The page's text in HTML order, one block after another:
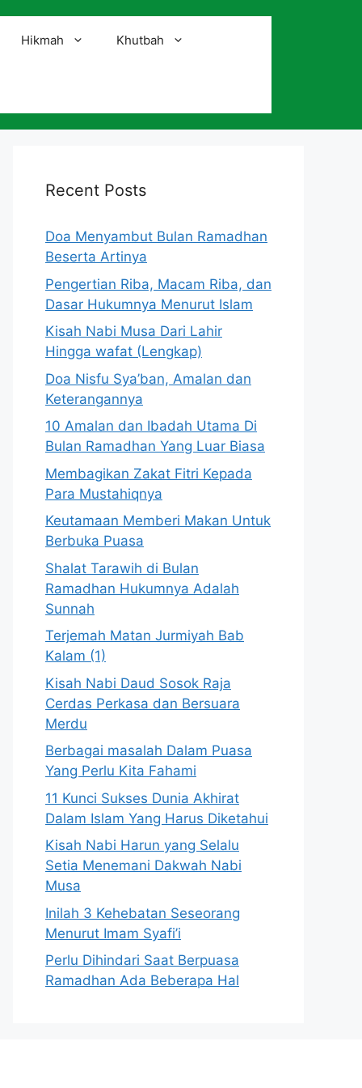
Hikmah Khutbah
Recent Posts
Doa Menyambut Bulan Ramadhan
Beserta Artinya
Pengertian Riba, Macam Riba, dan
Dasar Hukumnya Menurut Islam
Kisah Nabi Musa Dari Lahir
Hingga wafat (Lengkap)
Doa Nisfu Sya’ban, Amalan dan
Keterangannya
10 Amalan dan Ibadah Utama Di
Bulan Ramadhan Yang Luar Biasa
Membagikan Zakat Fitri Kepada
Para Mustahiqnya
Keutamaan Memberi Makan Untuk
Berbuka Puasa
Shalat Tarawih di Bulan
Ramadhan Hukumnya Adalah
Sunnah
Terjemah Matan Jurmiyah Bab
Kalam (1)
Kisah Nabi Daud Sosok Raja
Cerdas Perkasa dan Bersuara
Merdu
Berbagai masalah Dalam Puasa
Yang Perlu Kita Fahami
11 Kunci Sukses Dunia Akhirat
Dalam Islam Yang Harus Diketahui
Kisah Nabi Harun yang Selalu
Setia Menemani Dakwah Nabi
Musa
Inilah 3 Kehebatan Seseorang
Menurut Imam Syafi’i
Perlu Dihindari Saat Berpuasa
Ramadhan Ada Beberapa Hal